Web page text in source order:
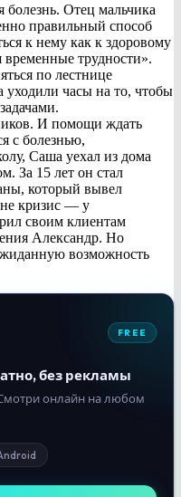
Отец мальчика
правильный способ
к нему как к здоровому
трудности».
по лестнице
часы на то, чтобы
И помощи ждать
с болезнью,
Саша уехал из дома
За 15 лет он стал
который вывел
не кризис — у
своим клиентам
Александр. Но
возможность
FREE
без рекламы
онлайн на любом